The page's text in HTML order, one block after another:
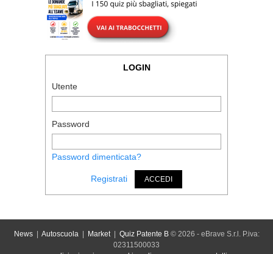
LOGIN
Utente
Password
Password dimenticata?
Registrati ACCEDI
News| Autoscuola| Market| Quiz Patente B© 2026 - eBrave S.r.l. P.iva:
02311500033